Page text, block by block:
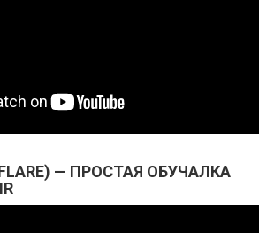
— ПРОСТАЯ ОБУЧАЛКА